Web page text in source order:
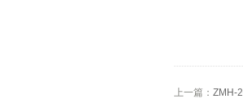
上一篇： ZMH-